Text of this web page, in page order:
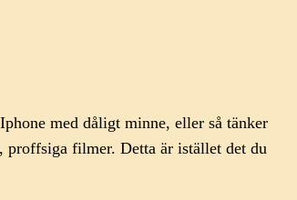
med dåligt minne, eller så tänker
proffsiga filmer. Detta är istället det du